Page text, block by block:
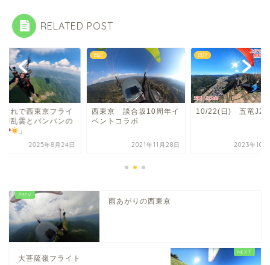
RELATED POST
連れで西東京フライ
積乱雲とバンバンの
」
2025年8月24日
日記
西東京 談合坂10周年イ
ベントコラボ
2021年11月28日
日記
10/22(日) 五竜J2
2023年10
雨あがりの西東京
大菩薩嶺フライト